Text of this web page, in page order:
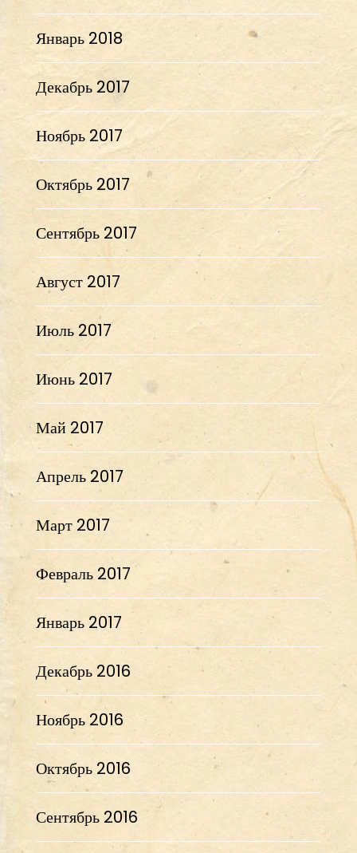
Январь 2018
Декабрь 2017
Ноябрь 2017
Октябрь 2017
Сентябрь 2017
Август 2017
Июль 2017
Июнь 2017
Май 2017
Апрель 2017
Март 2017
Февраль 2017
Январь 2017
Декабрь 2016
Ноябрь 2016
Октябрь 2016
Сентябрь 2016